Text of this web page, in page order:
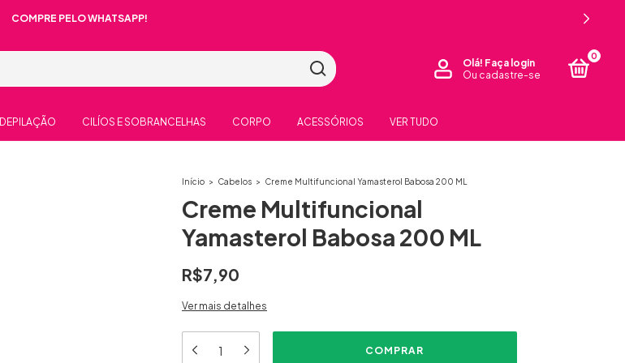
COMPRE PELO WHATSAPP!
Olá! Faça login
Ou cadastre-se
0
DEPILAÇÃO CILÍOS E SOBRANCELHAS CORPO ACESSÓRIOS VER TUDO
Início > Cabelos > Creme Multifuncional Yamasterol Babosa 200 ML
Creme Multifuncional
Yamasterol Babosa 200 ML
R$7,90
Ver mais detalhes